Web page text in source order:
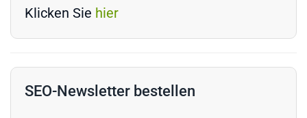
Klicken Sie hier
SEO-Newsletter bestellen